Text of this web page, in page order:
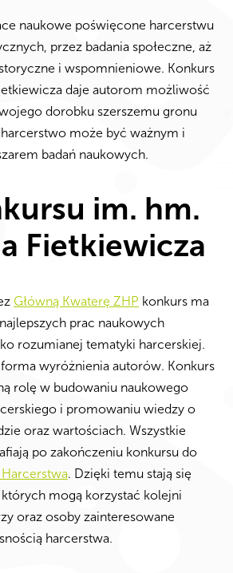
naukowe poświęcone harcerstwu
przez badania społeczne, aż
i wspomnieniowe. Konkurs
daje autorom możliwość
dorobku szerszemu gronu
może być ważnym i
badań naukowych.
im. hm.
Fietkiewicza
Główną Kwaterę ZHP konkurs ma
prac naukowych
rozumianej tematyki harcerskiej.
wyróżnienia autorów. Konkurs
rolę w budowaniu naukowego
i promowaniu wiedzy o
oraz wartościach. Wszystkie
po zakończeniu konkursu do
. Dzięki temu stają się
mogą korzystać kolejni
oraz osoby zainteresowane
harcerstwa.